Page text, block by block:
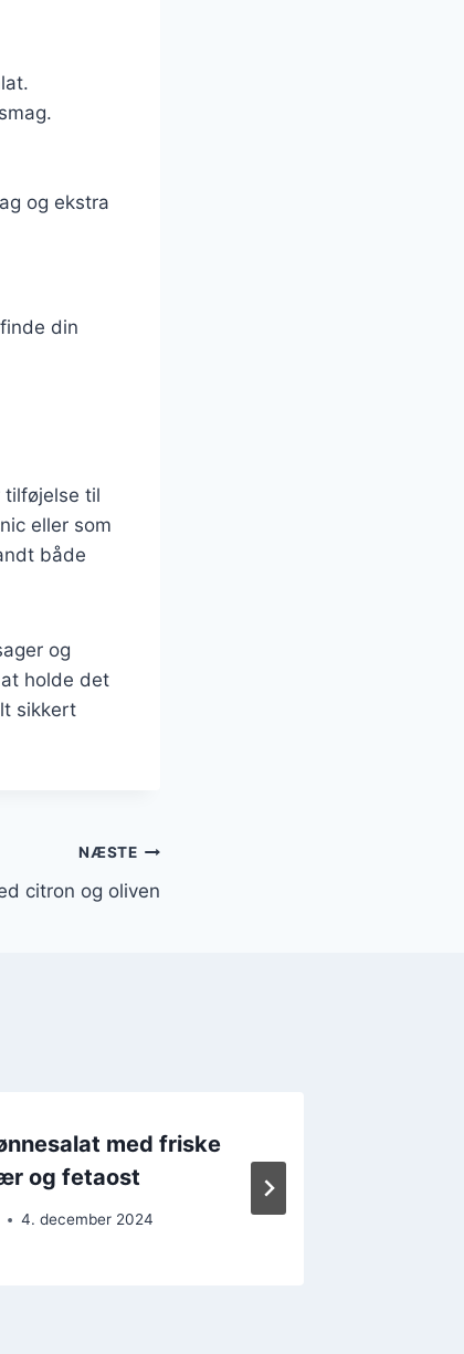
og ekstra
din
tilføjelse til
eller som
både
og
holde det
sikkert
NÆSTE
citron og oliven
med friske
og fetaost
4. december 2024